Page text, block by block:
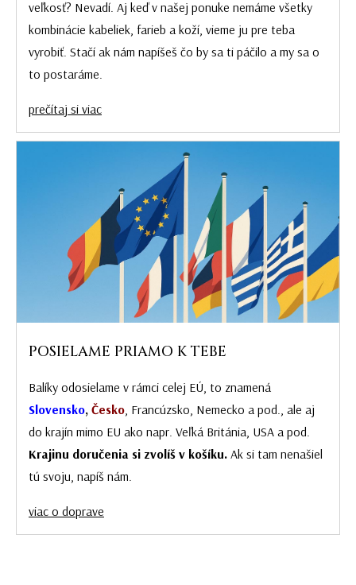
veľkosť? Nevadí. Aj keď v našej ponuke nemáme všetky
kombinácie kabeliek, farieb a koží, vieme ju pre teba
vyrobiť. Stačí ak nám napíšeš čo by sa ti páčilo a my sa o
to postaráme.
prečítaj si viac
POSIELAME PRIAMO K TEBE
Balíky odosielame v rámci celej EÚ, to znamená
Slovensko, Česko, Francúzsko, Nemecko a pod., ale aj
do krajín mimo EU ako napr. Veľká Británia, USA a pod.
Krajinu doručenia si zvolíš v košíku. Ak si tam nenašiel
tú svoju, napíš nám.
viac o doprave